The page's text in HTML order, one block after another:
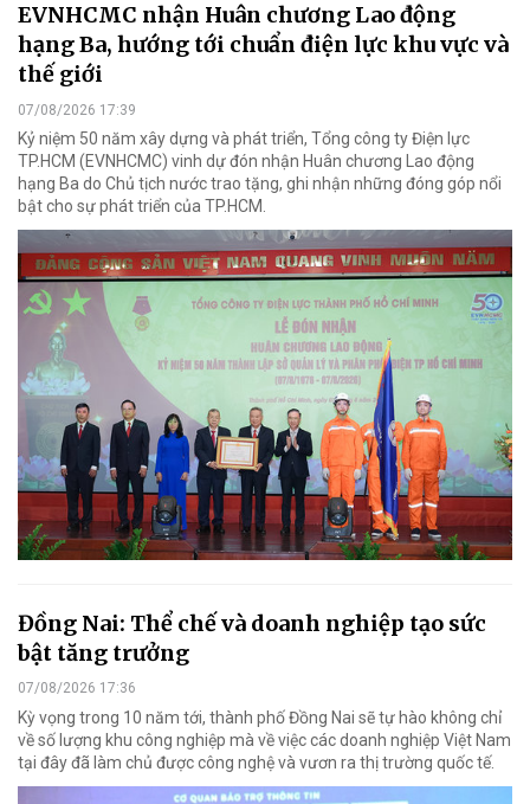
EVNHCMC nhận Huân chương Lao động
hạng Ba, hướng tới chuẩn điện lực khu vực và
thế giới
07/08/2026 17:39
Kỷ niệm 50 năm xây dựng và phát triển, Tổng công ty Điện lực
TP.HCM (EVNHCMC) vinh dự đón nhận Huân chương Lao động
hạng Ba do Chủ tịch nước trao tặng, ghi nhận những đóng góp nổi
bật cho sự phát triển của TP.HCM.
Đồng Nai: Thể chế và doanh nghiệp tạo sức
bật tăng trưởng
07/08/2026 17:36
Kỳ vọng trong 10 năm tới, thành phố Đồng Nai sẽ tự hào không chỉ
về số lượng khu công nghiệp mà về việc các doanh nghiệp Việt Nam
tại đây đã làm chủ được công nghệ và vươn ra thị trường quốc tế.